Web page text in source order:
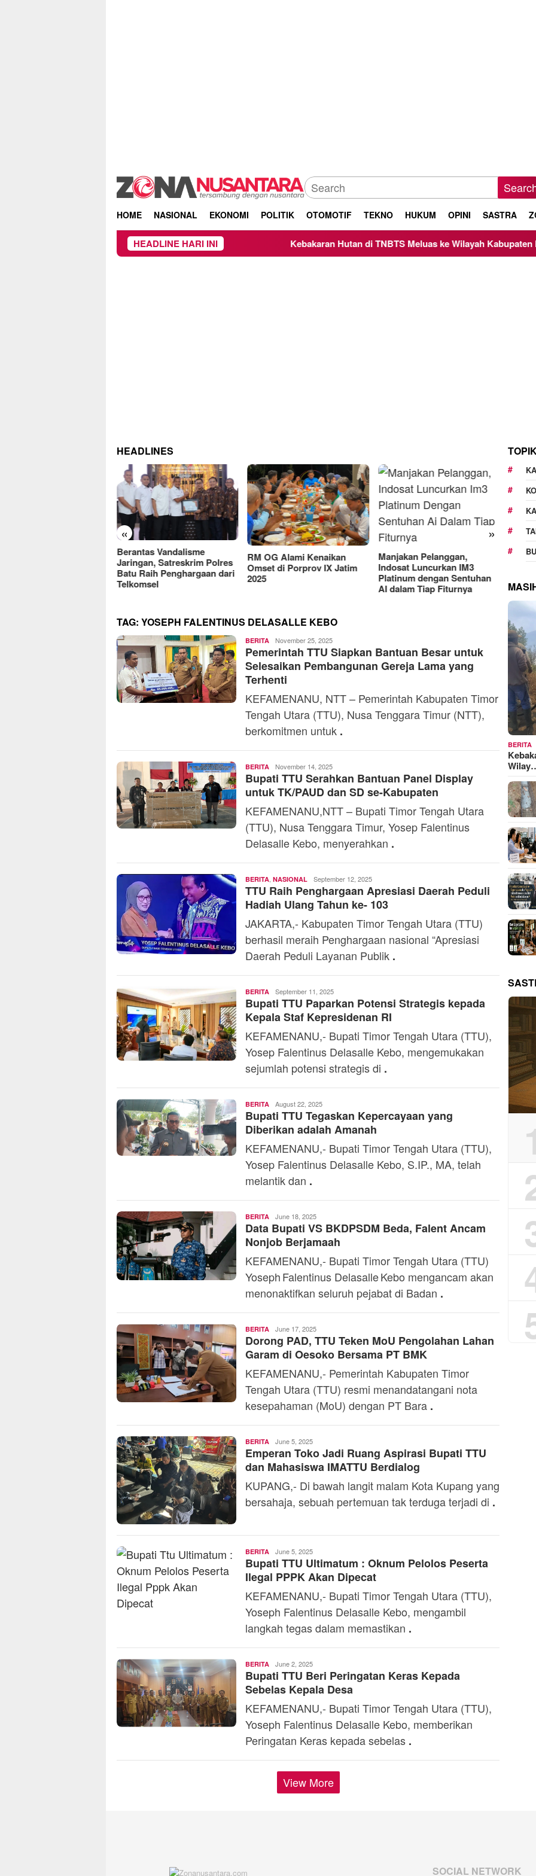
HOME NASIONAL EKONOMI POLITIK OTOMOTIF TEKNO HUKUM OPINI SASTRA
HEADLINE HARI INIKebakaran Hutan di TNBTS Meluas ke Wilayah Kabupaten Malang, Kepala
HEADLINES
« »
Berantas Vandalisme
Jaringan, Satreskrim Polres
Batu Raih Penghargaan dari
Telkomsel
RM OG Alami Kenaikan
Omset di Porprov IX Jatim
2025
Manjakan Pelanggan,
Indosat Luncurkan IM3
Platinum dengan Sentuhan
AI dalam Tiap Fiturnya
RAT
TAG: YOSEPH FALENTINUS DELASALLE KEBO
BERITA
Kaba
November 25, 2025
Pemerintah TTU Siapkan Bantuan Besar untuk
Selesaikan Pembangunan Gereja Lama yang
Terhenti
KEFAMENANU, NTT – Pemerintah Kabupaten Timor
Tengah Utara (TTU), Nusa Tenggara Timur (NTT),
berkomitmen untuk .
BERITA
Kaba
November 14, 2025
Bupati TTU Serahkan Bantuan Panel Display
untuk TK/PAUD dan SD se-Kabupaten
KEFAMENANU,NTT – Bupati Timor Tengah Utara
(TTU), Nusa Tenggara Timur, Yosep Falentinus
Delasalle Kebo, menyerahkan .
BERITA NASIONAL Ali
Kaba
September 12, 2025
TTU Raih Penghargaan Apresiasi Daerah Peduli
Hadiah Ulang Tahun ke- 103
JAKARTA,- Kabupaten Timor Tengah Utara (TTU)
berhasil meraih Penghargaan nasional “Apresiasi
Daerah Peduli Layanan Publik .
BERITA Ali
Kaba
September 11, 2025
Bupati TTU Paparkan Potensi Strategis kepada
Kepala Staf Kepresidenan RI
KEFAMENANU,- Bupati Timor Tengah Utara (TTU),
Yosep Falentinus Delasalle Kebo, mengemukakan
sejumlah potensi strategis di .
BERITA Ali
Kaba
August 22, 2025
Bupati TTU Tegaskan Kepercayaan yang
Diberikan adalah Amanah
KEFAMENANU,- Bupati Timor Tengah Utara (TTU),
Yosep Falentinus Delasalle Kebo, S.IP., MA, telah
melantik dan .
BERITA Ali
Kaba
June 18, 2025
Data Bupati VS BKDPSDM Beda, Falent Ancam
Nonjob Berjamaah
KEFAMENANU,- Bupati Timor Tengah Utara (TTU)
Yoseph Falentinus Delasalle Kebo mengancam akan
menonaktifkan seluruh pejabat di Badan .
BERITA Ali
Kaba
June 17, 2025
Dorong PAD, TTU Teken MoU Pengolahan Lahan
Garam di Oesoko Bersama PT BMK
KEFAMENANU,- Pemerintah Kabupaten Timor
Tengah Utara (TTU) resmi menandatangani nota
kesepahaman (MoU) dengan PT Bara .
BERITA Ali
Kaba
June 5, 2025
Emperan Toko Jadi Ruang Aspirasi Bupati TTU
dan Mahasiswa IMATTU Berdialog
KUPANG,- Di bawah langit malam Kota Kupang yang
bersahaja, sebuah pertemuan tak terduga terjadi di .
BERITA Ali
Kaba
June 5, 2025
Bupati TTU Ultimatum : Oknum Pelolos Peserta
Ilegal PPPK Akan Dipecat
KEFAMENANU,- Bupati Timor Tengah Utara (TTU),
Yoseph Falentinus Delasalle Kebo, mengambil
langkah tegas dalam memastikan .
BERITA Ali
Kaba
June 2, 2025
Bupati TTU Beri Peringatan Keras Kepada
Sebelas Kepala Desa
KEFAMENANU,- Bupati Timor Tengah Utara (TTU),
Yoseph Falentinus Delasalle Kebo, memberikan
Peringatan Keras kepada sebelas .
View More
BERITA
SOCIAL NETWORK